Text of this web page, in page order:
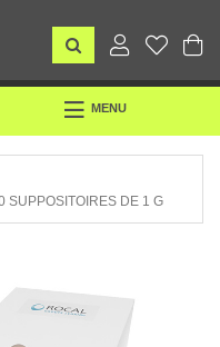
TOGGLE
MENU
SUPPOSITOIRES DE 1 G